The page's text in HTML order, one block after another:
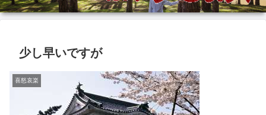
少し早いですが
喜怒哀楽